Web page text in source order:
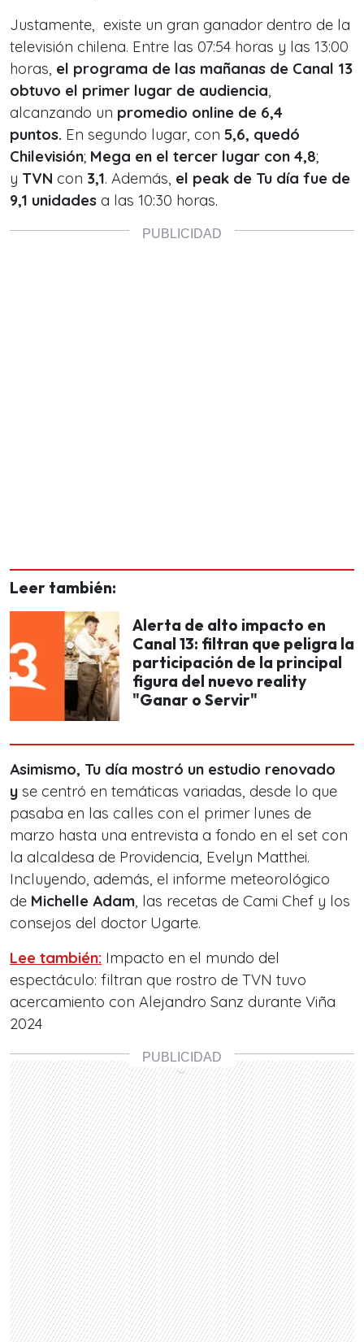
Justamente, existe un gran ganador dentro de la
televisión chilena. Entre las 07:54 horas y las 13:00
horas, el programa de las mañanas de Canal 13
obtuvo el primer lugar de audiencia,
alcanzando un promedio online de 6,4
puntos. En segundo lugar, con 5,6, quedó
Chilevisión; Mega en el tercer lugar con 4,8;
y TVN con 3,1. Además, el peak de Tu día fue de
9,1 unidades a las 10:30 horas.
Leer también:
Alerta de alto impacto en
Canal 13: filtran que peligra la
participación de la principal
figura del nuevo reality
"Ganar o Servir"
Asimismo, Tu día mostró un estudio renovado
y se centró en temáticas variadas, desde lo que
pasaba en las calles con el primer lunes de
marzo hasta una entrevista a fondo en el set con
la alcaldesa de Providencia, Evelyn Matthei.
Incluyendo, además, el informe meteorológico
de Michelle Adam, las recetas de Cami Chef y los
consejos del doctor Ugarte.
Lee también: Impacto en el mundo del
espectáculo: filtran que rostro de TVN tuvo
acercamiento con Alejandro Sanz durante Viña
2024